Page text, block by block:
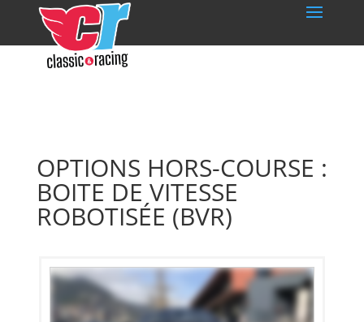
OPTIONS HORS-COURSE :
BOITE DE VITESSE
ROBOTISÉE (BVR)